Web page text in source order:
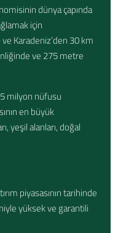
dünya çapında
için
ve Karadeniz’den 30 km
ve 275 metre
milyon nüfusu
en büyük
yeşil alanları, doğal
piyasasının tarihinde
yüksek ve garantili